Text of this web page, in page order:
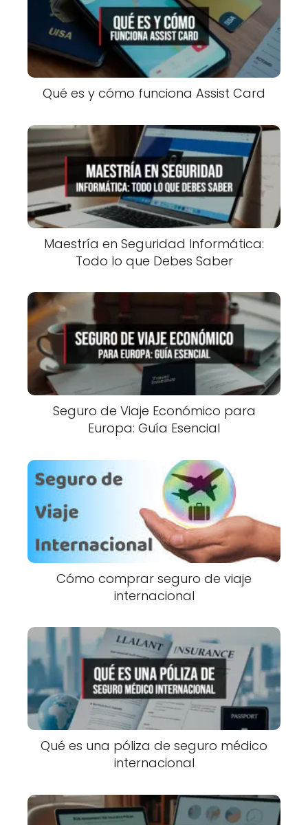
Qué es y cómo funciona Assist Card
Maestría en Seguridad Informática:
Todo lo que Debes Saber
Seguro de Viaje Económico para
Europa: Guía Esencial
Cómo comprar seguro de viaje
internacional
Qué es una póliza de seguro médico
internacional